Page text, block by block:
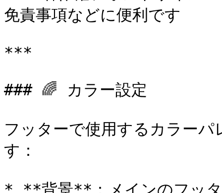
免責事項などに便利です
***
### 🌈 カラー設定
フッターで使用するカラー
す：